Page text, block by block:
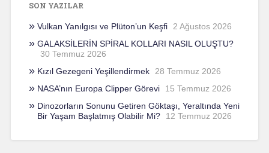
SON YAZILAR
Vulkan Yanılgısı ve Plüton’un Keşfi
2 Ağustos 2026
GALAKSİLERİN SPİRAL KOLLARI NASIL OLUŞTU?
30 Temmuz 2026
Kızıl Gezegeni Yeşillendirmek
28 Temmuz 2026
NASA’nın Europa Clipper Görevi
15 Temmuz 2026
Dinozorların Sonunu Getiren Göktaşı, Yeraltında Yeni
Bir Yaşam Başlatmış Olabilir Mi?
12 Temmuz 2026